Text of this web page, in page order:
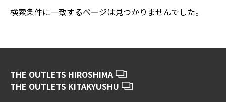
検索条件に一致するページは見つかりませんでした。
THE OUTLETS HIROSHIMA
THE OUTLETS KITAKYUSHU